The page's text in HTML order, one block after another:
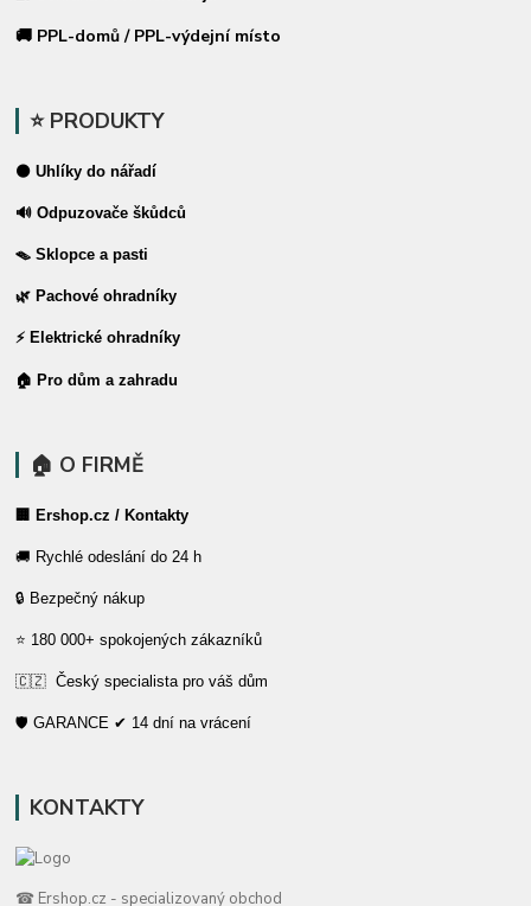
🚚 PPL-domů / PPL-výdejní místo
⭐ PRODUKTY
⚫ Uhlíky do nářadí
🔊 Odpuzovače škůdců
🪤 Sklopce a pasti
🌿 Pachové ohradníky
⚡ Elektrické ohradníky
🏠 Pro dům a zahradu
🏠 O FIRMĚ
🏢 Ershop.cz / Kontakty
🚚 Rychlé odeslání do 24 h
🔒 Bezpečný nákup
⭐ 180 000+ spokojených zákazníků
🇨🇿 Český specialista pro váš dům
🛡️ GARANCE ✔ 14 dní na vrácení
KONTAKTY
☎ Ershop.cz - specializovaný obchod